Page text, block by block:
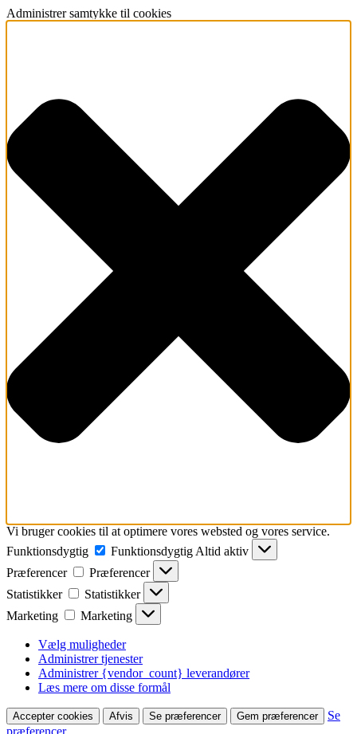
Administrer samtykke til cookies
Vi bruger cookies til at optimere vores websted og vores service.
Funktionsdygtig
Funktionsdygtig Altid aktiv
Præferencer
Præferencer
Statistikker
Statistikker
Marketing
Marketing
Vælg muligheder
Administrer tjenester
Administrer {vendor_count} leverandører
Læs mere om disse formål
Accepter cookies Afvis Se præferencer Gem præferencer
Se